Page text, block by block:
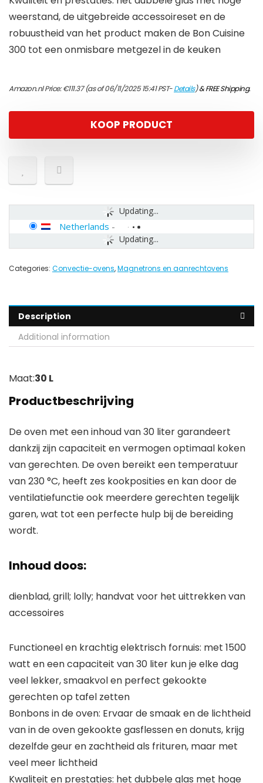
weerstand, de uitgebreide accessoireset en de
robuustheid van het product maken de Bon Cuisine
300 tot een onmisbare metgezel in de keuken
Amazon.nl Price:€111.37(as of 06/11/2025 15:41 PST-Details)&FREE Shipping.
KOOP PRODUCT
Updating...
Updating...
Netherlands -
Categories: Convectie-ovens,Magnetrons en aanrechtovens
Description
Additional information
Maat:30 L
Productbeschrijving
De oven met een inhoud van 30 liter garandeert
dankzij zijn capaciteit en vermogen optimaal koken
van gerechten. De oven bereikt een temperatuur
van 230 °C, heeft zes kookposities en kan door de
ventilatiefunctie ook meerdere gerechten tegelijk
garen, wat tot een perfecte hulp bij de bereiding
wordt.
Inhoud doos:
dienblad, grill; lolly; handvat voor het uittrekken van
accessoires
Functioneel en krachtig elektrisch fornuis: met 1500
watt en een capaciteit van 30 liter kun je elke dag
veel lekker, smaakvol en perfect gekookte
gerechten op tafel zetten
Bonbons in de oven: Ervaar de smaak en de lichtheid
van in de oven gekookte gasflessen en donuts, krijg
dezelfde geur en zachtheid als frituren, maar met
veel meer lichtheid
Kwaliteit en prestaties: het dubbele glas met hoge